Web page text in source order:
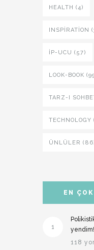
HEALTH (4)
INSPIRATION
İP-UCU (57)
LOOK-BOOK
TARZ-I
TECHNOLOGY
ÜNLÜLER
EN
1
yendim!
118